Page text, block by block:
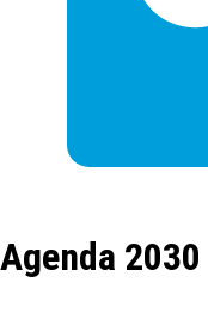
Agenda 2030